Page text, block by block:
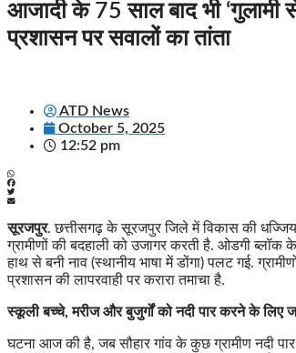
आजादी के 75 साल बाद भी ‘गुलामी
प्रशासन पर सवालों का तांता
ATD News
October 5, 2025
12:52 pm
सूरजपुर. छत्तीसगढ़ के सूरजपुर जिले में विकास की
ग्रामीणों की बदहाली को उजागर करती है. ओडगी
हाथ से बनी नाव (स्थानीय भाषा में डोंगा) पलट गई.
प्रशासन की लापरवाही पर करारा तमाचा है.
स्कूली बच्चे, मरीज और बुजुर्गों को नदी पार करने के लिए
घटना आज की है, जब सौहार गांव के कुछ ग्रामीण नदी